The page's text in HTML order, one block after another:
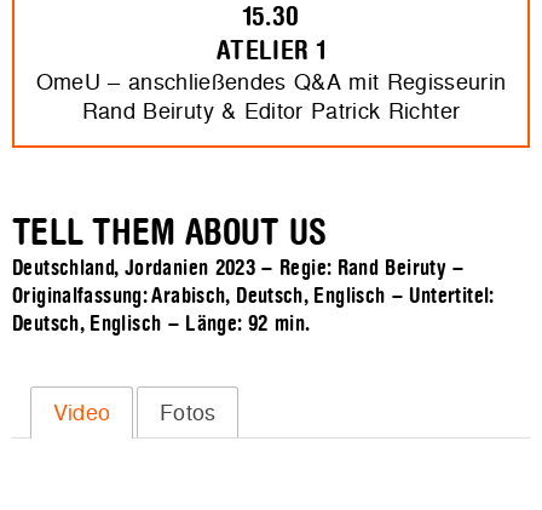
15.30
ATELIER 1
OmeU – anschließendes Q&A mit Regisseurin
Rand Beiruty & Editor Patrick Richter
TELL THEM ABOUT US
Deutschland, Jordanien 2023 – Regie: Rand Beiruty –
Originalfassung: Arabisch, Deutsch, Englisch – Untertitel:
Deutsch, Englisch – Länge: 92 min.
Video Fotos